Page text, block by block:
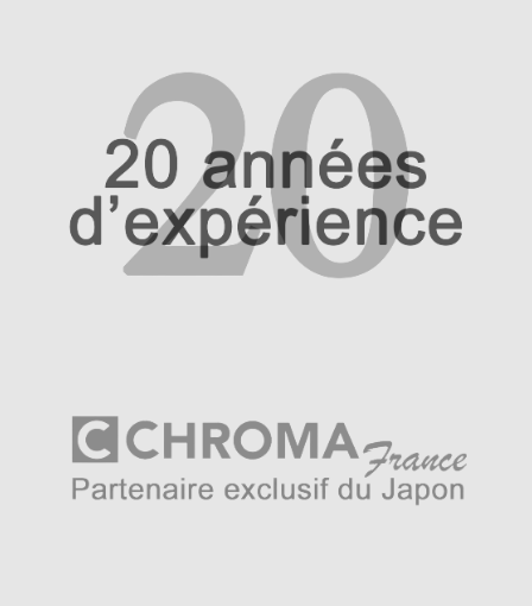
Téléchargements
Thank you for booking
Tous les articles